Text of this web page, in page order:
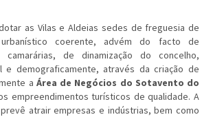
as Vilas e Aldeias sedes de freguesia de
coerente, advém do facto de
camarárias, de dinamização do concelho,
e demograficamente, através da criação de
a Área de Negócios do Sotavento do
empreendimentos turísticos de qualidade. A
atrair empresas e indústrias, bem como